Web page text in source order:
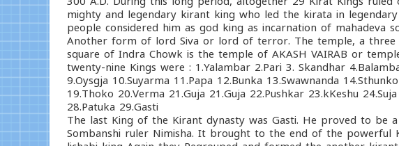
mighty and legendary kirant king who led the kirata in
people considered him as god king as incarnation of mahadeva
Another form of lord Siva or lord of terror. The temple, a three
square of Indra Chowk is the temple of AKASH VAIRAB or
twenty-nine Kings were : 1.Yalambar 2.Pari 3. Skandhar
9.Oysgja 10.Suyarma 11.Papa 12.Bunka 13.Swawnanda
19.Thoko 20.Verma 21.Guja 21.Guja 22.Pushkar 23.kKeshu
28.Patuka 29.Gasti
The last King of the Kirant dynasty was Gasti. He proved to be
Sombanshi ruler Nimisha. It brought to the end of the powerful